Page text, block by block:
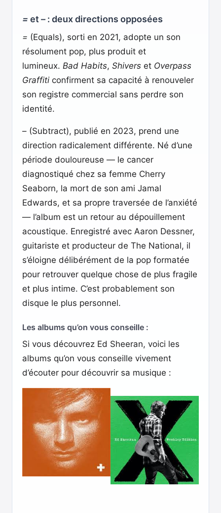
= et – : deux directions opposées
= (Equals), sorti en 2021, adopte un son
résolument pop, plus produit et
lumineux. Bad Habits, Shivers et Overpass
Graffiti confirment sa capacité à renouveler
son registre commercial sans perdre son
identité.
– (Subtract), publié en 2023, prend une
direction radicalement différente. Né d’une
période douloureuse — le cancer
diagnostiqué chez sa femme Cherry
Seaborn, la mort de son ami Jamal
Edwards, et sa propre traversée de l’anxiété
— l’album est un retour au dépouillement
acoustique. Enregistré avec Aaron Dessner,
guitariste et producteur de The National, il
s’éloigne délibérément de la pop formatée
pour retrouver quelque chose de plus fragile
et plus intime. C’est probablement son
disque le plus personnel.
Les albums qu’on vous conseille :
Si vous découvrez Ed Sheeran, voici les
albums qu’on vous conseille vivement
d’écouter pour découvrir sa musique :